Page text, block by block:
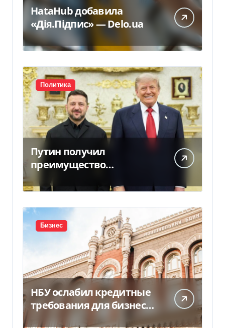
HataHub добавила
«Дія.Підпис» — Delo.ua
Политика
Путин получил
преимущество
благодаря действиям
США
Бизнес
НБУ ослабил кредитные
требования для бизнеса
и аграриев из-за атак РФ